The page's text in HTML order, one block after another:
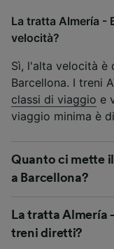
La tratta Almería -
velocità?
Sì, l'alta velocità è
Barcellona. I treni
classi di viaggio e
viaggio minima è
Quanto ci mette
a Barcellona?
La tratta Almería
treni diretti?